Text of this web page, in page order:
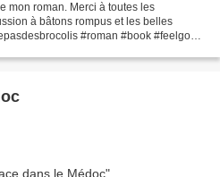
mon roman. Merci à toutes les
à bâtons rompus et les belles
#roman #book #feelgood